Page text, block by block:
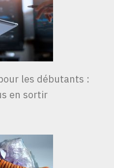
les débutants :
en sortir